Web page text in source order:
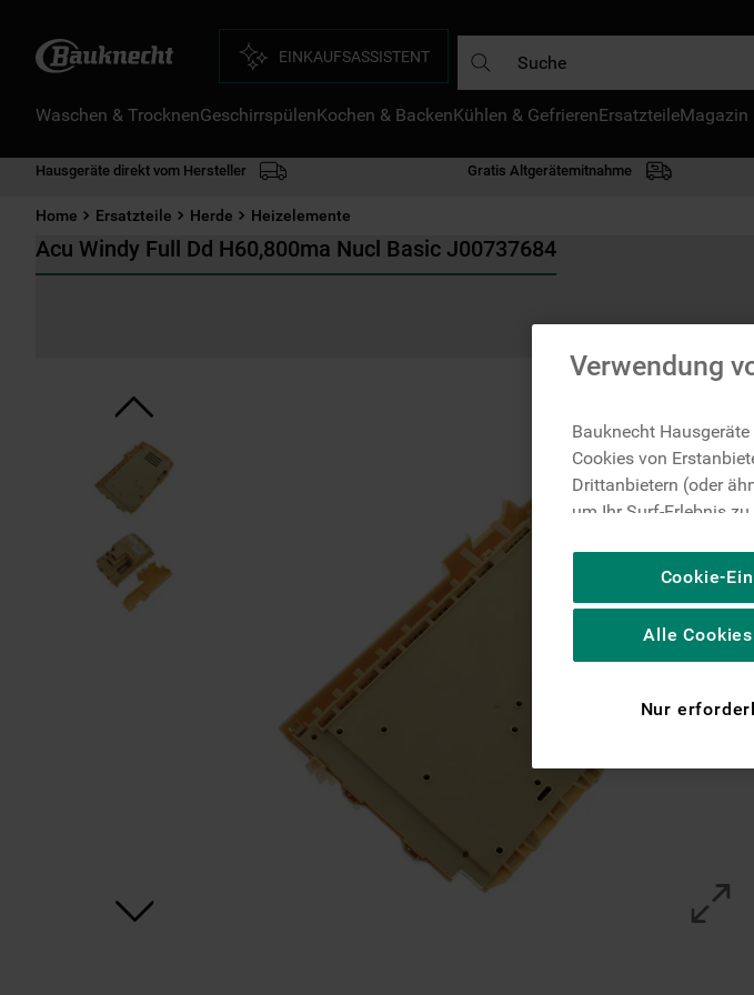
EINKAUFSASSISTENT
Waschen & TrocknenGeschirrspülenKochen & BackenKühlen & GefrierenErsatzteileMagazin
Hausgeräte direkt vom Hersteller Gratis Altgerätemitnahme
Home Ersatzteile Herde Heizelemente
Acu Windy Full Dd H60,800ma Nucl Basic J00737684
Verwendung
Bauknecht
Cookies von
Drittanbietern (oder
um Ihr Surf-Erlebnis zu
um die redaktionellen
basierend auf Ihrer
personalisieren, die
spezifische Funktionen
Werbung basierend auf
Gewohnheiten,
(einschließlich über
anderen Websites oder
Plattformen,
Cookie-
Nur
Alle
DIE HÄUFIGSTEN SUCHANFRAGEN
gefrierschrank
gefriertruhe